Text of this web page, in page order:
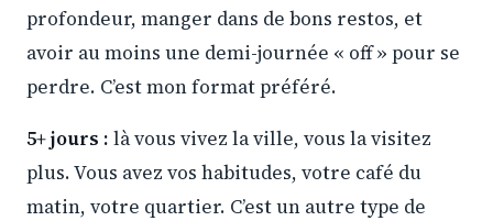
profondeur, manger dans de bons restos, et
avoir au moins une demi-journée « off » pour se
perdre. C’est mon format préféré.
5+ jours : là vous vivez la ville, vous la visitez
plus. Vous avez vos habitudes, votre café du
matin, votre quartier. C’est un autre type de